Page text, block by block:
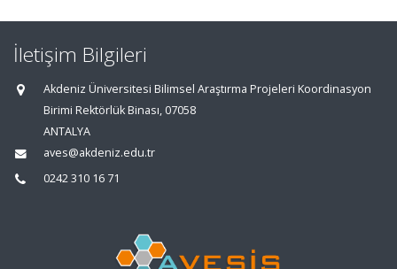
İletişim Bilgileri
Akdeniz Üniversitesi Bilimsel Araştırma Projeleri Koordinasyon
Birimi Rektörlük Binası, 07058
ANTALYA
aves@akdeniz.edu.tr
0242 310 16 71